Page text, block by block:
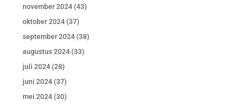
november 2024(43)
oktober 2024(37)
september 2024(38)
augustus 2024(33)
juli 2024(28)
juni 2024(37)
mei 2024(30)